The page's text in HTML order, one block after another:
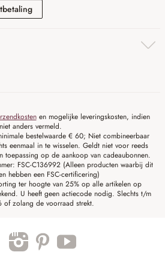
Vooruitbetaling
en mogelijke leveringskosten, indien
niet anders vermeld.
bestelwaarde € 60; Niet combineerbaar
eenmaal in te wisselen. Geldt niet voor reeds
toepassing op de aankoop van cadeaubonnen.
FSC-C136992 (Alleen producten waarbij dit
hebben een FSC-certificering)
ter hoogte van 25% op alle artikelen op
U heeft geen actiecode nodig. Slechts t/m
of zolang de voorraad strekt.